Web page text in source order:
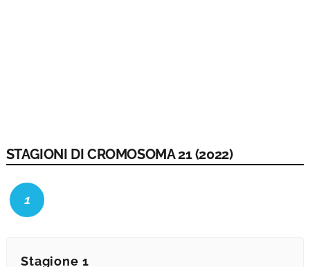
STAGIONI DI CROMOSOMA 21 (2022)
1
Stagione 1